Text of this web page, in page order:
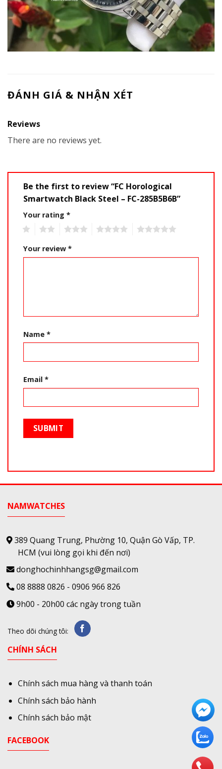
ĐÁNH GIÁ & NHẬN XÉT
Reviews
There are no reviews yet.
Be the first to review “FC Horological
Smartwatch Black Steel – FC-285B5B6B”
Your rating *
Your review *
Name *
Email *
NAMWATCHES
389 Quang Trung, Phường 10, Quận Gò Vấp, TP.
HCM (vui lòng gọi khi đến nơi)
donghochinhhangsg@gmail.com
08 8888 0826 - 0906 966 826
9h00 - 20h00 các ngày trong tuần
Theo dõi chúng tôi:
CHÍNH SÁCH
Chính sách mua hàng và thanh toán
Chính sách bảo hành
Chính sách bảo mật
FACEBOOK